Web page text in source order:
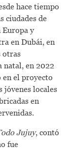
hace tiempo
ciudades de
Europa y
en Dubái, en
otras
natal, en 2022
en el proyecto
jóvenes locales
en
Jujuy, contó
fue